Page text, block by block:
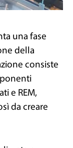
una fase
della
consiste
e REM,
da creare